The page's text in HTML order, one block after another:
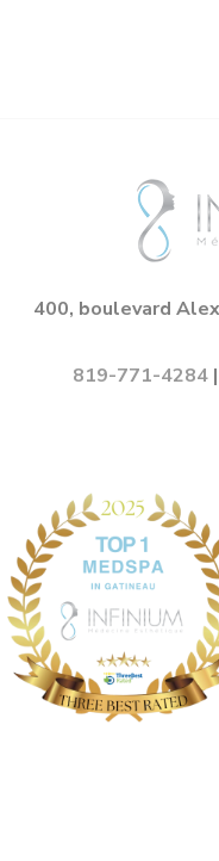
400, boulevard
819-771-4284 |